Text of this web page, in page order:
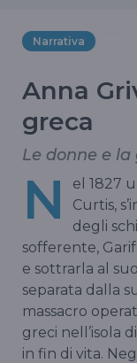
Narrativa
Anna
greca
Le donne e la
N
el 1827
Curtis,
degli
sofferente,
e sottrarla al
separata dalla
massacro
greci nell’isola
in fin di vita.